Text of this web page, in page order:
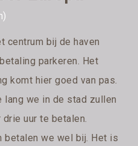
centrum bij de haven
parkeren. Het
komt hier goed van pas.
lang we in de stad zullen
uur te betalen.
betalen we wel bij. Het is